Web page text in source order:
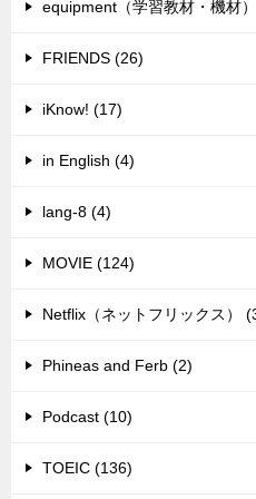
equipment（学習教材・機材
FRIENDS (26)
iKnow! (17)
in English (4)
lang-8 (4)
MOVIE (124)
Netflix（ネットフリックス）
Phineas and Ferb (2)
Podcast (10)
TOEIC (136)